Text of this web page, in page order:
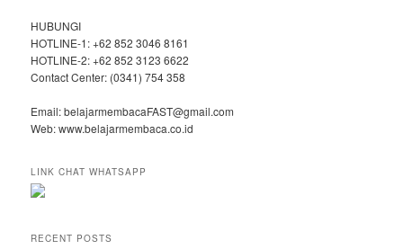
HUBUNGI
HOTLINE-1: +62 852 3046 8161
HOTLINE-2: +62 852 3123 6622
Contact Center: (0341) 754 358
Email: belajarmembacaFAST@gmail.com
Web: www.belajarmembaca.co.id
LINK CHAT WHATSAPP
RECENT POSTS